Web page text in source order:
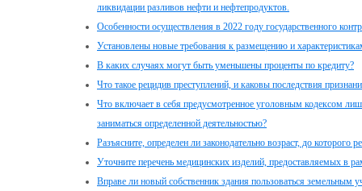
ликвидации разливов нефти и нефтепродуктов.
Особенности осуществления в 2022 году государственного
Установлены новые требования к размещению и
В каких случаях могут быть уменьшены проценты по кредиту?
Что такое рецидив преступлений, и каковы последствия
Что включает в себя предусмотренное уголовным кодексом
заниматься определенной деятельностью?
Разъясните, определен ли законодательно возраст, до которого
Уточните перечень медицинских изделий, предоставляемых в
Вправе ли новый собственник здания пользоваться земельным